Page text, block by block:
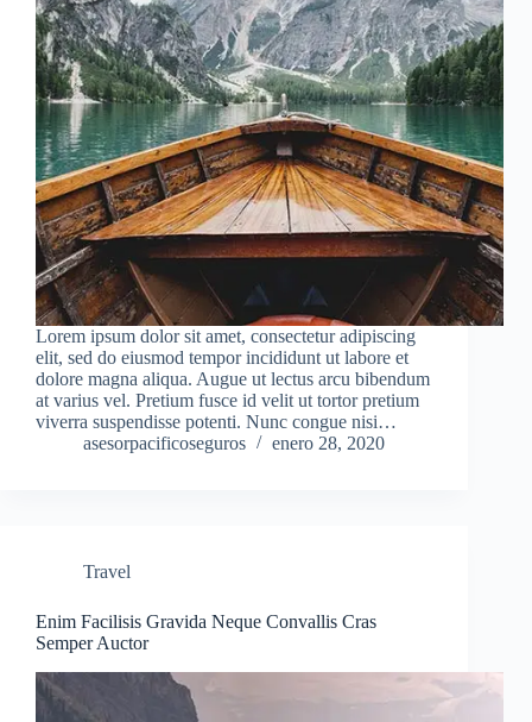
Lorem ipsum dolor sit amet, consectetur adipiscing
elit, sed do eiusmod tempor incididunt ut labore et
dolore magna aliqua. Augue ut lectus arcu bibendum
at varius vel. Pretium fusce id velit ut tortor pretium
viverra suspendisse potenti. Nunc congue nisi…
asesorpacificoseguros
enero 28, 2020
Travel
Enim Facilisis Gravida Neque Convallis Cras
Semper Auctor